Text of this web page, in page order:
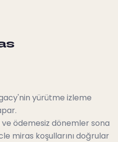
yürütme izleme
ödemesiz dönemler sona
miras koşullarını doğrular